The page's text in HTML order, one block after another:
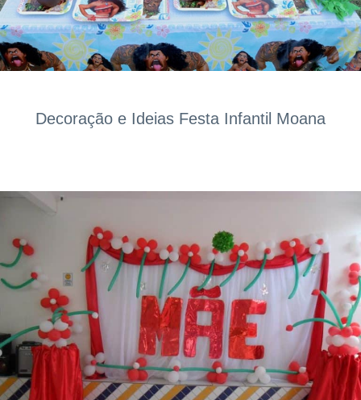
Decoração e Ideias Festa Infantil Moana